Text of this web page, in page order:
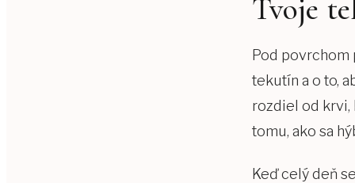
Genesis Laser
Odstránenie
Dermatologický
TELO A REGENERÁCIA
Tvoje
Pod povrchom
tekutín a o to,
rozdiel od krvi,
tomu, ako sa
Keď celý deň